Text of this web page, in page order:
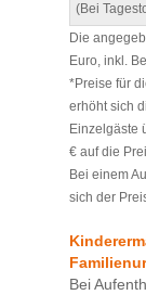
(Bei
Die
Euro, inkl.
*Preise für
erhöht sich
Einzelgäste
€ auf die
Bei einem
sich der
Bei